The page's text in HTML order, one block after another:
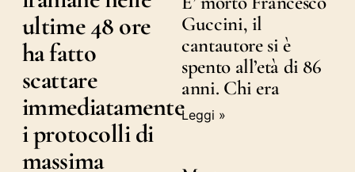
ultime 48 ore
ha fatto
scattare
immediatamente
i protocolli di
massima
Guccini, il
cantautore si è
spento all’età di 86
anni. Chi era
Leggi »